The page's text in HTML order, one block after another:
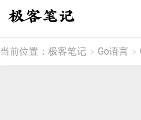
当前位置： 极客笔记 > Go语言 >